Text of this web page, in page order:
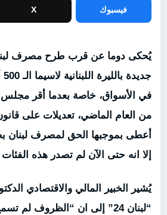
فيسبوك X
يُحكى دوما عن قرب طرح مصرف
في الأسواق، خاصة بعدما أقر مجلس
من العام الماضي، تعديلات على
أعطى بموجبها الحق لمصرف لبنان
إلا انه حتى الآن لم تصدر هذه
يُشير الخبير المالي والاقتصادي
“لبنان 24” إلى ان “الظروف لم